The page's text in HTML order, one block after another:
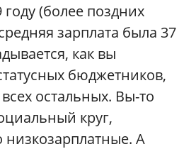
(более поздних
зарплата была 37
как вы
бюджетников,
остальных. Вы-то
круг,
низкозарплатные. А